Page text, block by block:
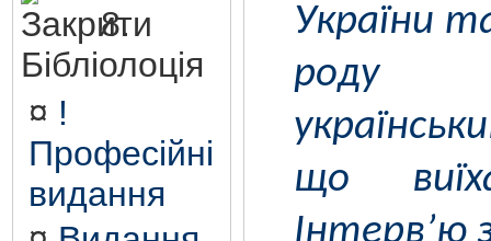
8.
Бібліолоція
¤ !
Професійні
видання
України
роду
що